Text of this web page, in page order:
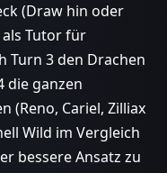
(Draw hin oder
Tutor für
Turn 3 den Drachen
die ganzen
(Reno, Cariel, Zilliax
Wild im Vergleich
bessere Ansatz zu